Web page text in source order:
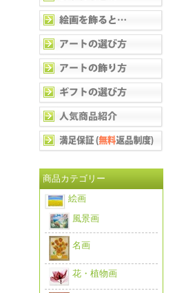
商品カテゴリー
絵画
風景画
名画
花・植物画